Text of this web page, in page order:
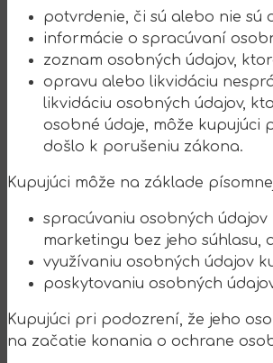
potvrdenie, či sú alebo nie sú
informácie o spracúvaní
zoznam osobných údajov,
opravu alebo likvidáciu
likvidáciu osobných údajov,
osobné údaje, môže kupujúci
došlo k porušeniu zákona.
Kupujúci môže na základe
spracúvaniu osobných
marketingu bez jeho súhlasu,
využívaniu osobných údajov
poskytovaniu osobných
Kupujúci pri podozrení, že jeho
na začatie konania o ochrane